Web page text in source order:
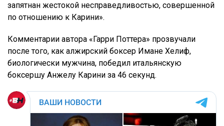
запятнан жестокой несправедливостью, совершенной
по отношению к Карини».
Комментарии автора «Гарри Поттера» прозвучали
после того, как алжирский боксер Имане Хелиф,
биологически мужчина, победил итальянскую
боксершу Анжелу Карини за 46 секунд.